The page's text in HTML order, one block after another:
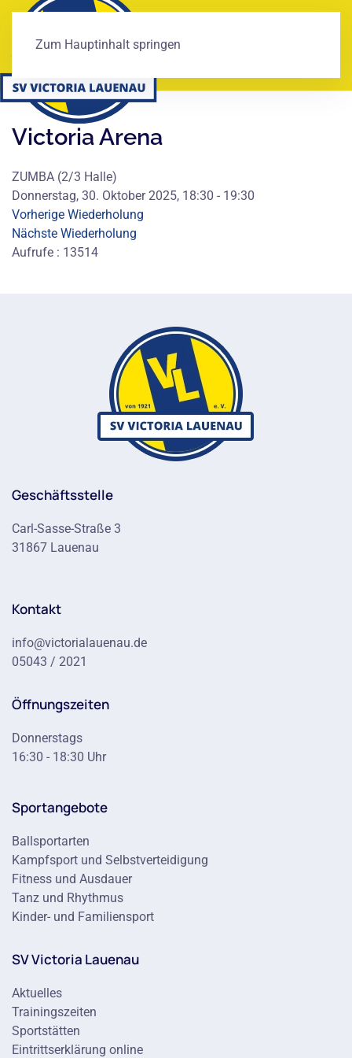
Zum Hauptinhalt springen
Victoria Arena
ZUMBA (2/3 Halle)
Donnerstag, 30. Oktober 2025, 18:30 - 19:30
Vorherige Wiederholung
Nächste Wiederholung
Aufrufe : 13514
Geschäftsstelle
Carl-Sasse-Straße 3
31867 Lauenau
Kontakt
info@victorialauenau.de
05043 / 2021
Öffnungszeiten
Donnerstags
16:30 - 18:30 Uhr
Sportangebote
Ballsportarten
Kampfsport und Selbstverteidigung
Fitness und Ausdauer
Tanz und Rhythmus
Kinder- und Familiensport
SV Victoria Lauenau
Aktuelles
Trainingszeiten
Sportstätten
Eintrittserklärung online